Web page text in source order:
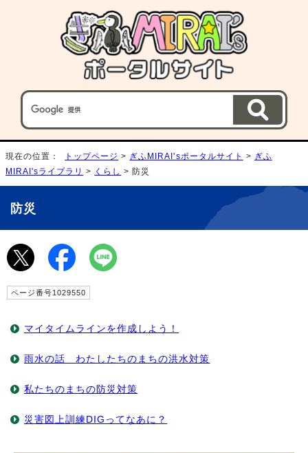
現在の位置： トップページ > ぎふMIRAI'sポータルサイト > ぎふ
MIRAI'sライブラリ > くらし > 防災
防災
ページ番号1029550
マイタイムラインを作成しよう！
雨水の話 わたしたちのまちの洪水対策
私たちのまちの防災対策
災害図上訓練DIGってなあに？